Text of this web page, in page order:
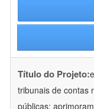
Título do Projeto:
tribunais de contas
públicas: